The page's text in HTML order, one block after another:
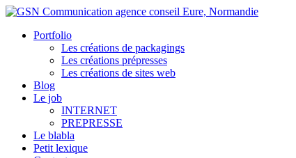
Portfolio
Les créations de packagings
Les créations prépresses
Les créations de sites web
Blog
Le job
INTERNET
PREPRESSE
Le blabla
Petit lexique